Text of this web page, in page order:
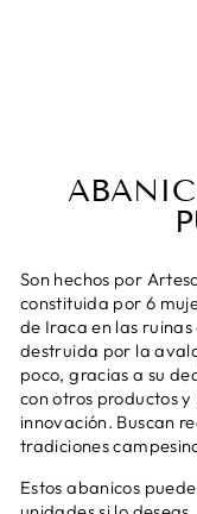
Son hechos por
constituida por 6
de Iraca en las
destruida por la
poco, gracias a su
con otros productos
innovación. Buscan
tradiciones
Estos abanicos